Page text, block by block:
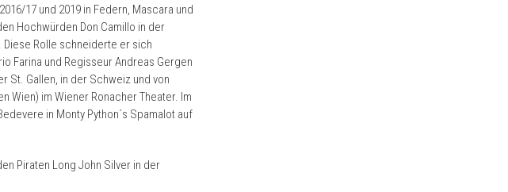
17 und 2019 in Federn, Mascara und
Hochwürden Don Camillo in der
Rolle schneiderte er sich
Farina und Regisseur Andreas Gergen
St. Gallen, in der Schweiz und von
Wien) im Wiener Ronacher Theater. Im
in Monty Python´s Spamalot auf
Piraten Long John Silver in der